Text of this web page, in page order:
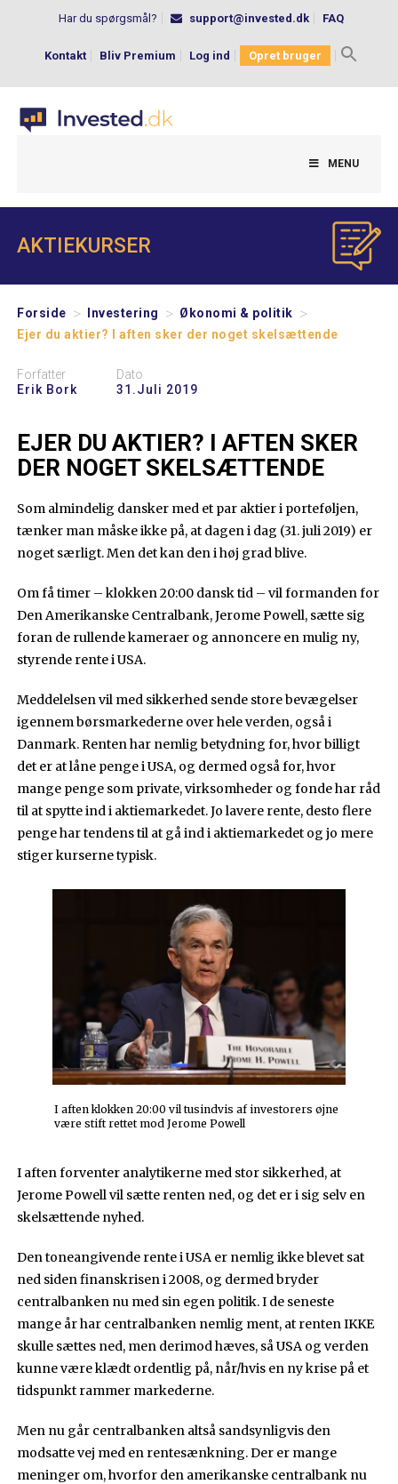
Har du spørgsmål? support@invested.dk FAQ
Kontakt Bliv Premium Log ind Opret bruger
Search
MENU
AKTIEKURSER
Forside > Investering > Økonomi & politik >
Ejer du aktier? I aften sker der noget skelsættende
Forfatter
Erik Bork
Dato
31.juli 2019
EJER DU AKTIER? I AFTEN SKER
DER NOGET SKELSÆTTENDE
Som almindelig dansker med et par aktier i porteføljen,
tænker man måske ikke på, at dagen i dag (31. juli 2019) er
noget særligt. Men det kan den i høj grad blive.
Om få timer – klokken 20:00 dansk tid – vil formanden for
Den Amerikanske Centralbank, Jerome Powell, sætte sig
foran de rullende kameraer og annoncere en mulig ny,
styrende rente i USA.
Meddelelsen vil med sikkerhed sende store bevægelser
igennem børsmarkederne over hele verden, også i
Danmark. Renten har nemlig betydning for, hvor billigt
det er at låne penge i USA, og dermed også for, hvor
mange penge som private, virksomheder og fonde har råd
til at spytte ind i aktiemarkedet. Jo lavere rente, desto flere
penge har tendens til at gå ind i aktiemarkedet og jo mere
stiger kurserne typisk.
I aften klokken 20:00 vil tusindvis af investorers øjne
være stift rettet mod Jerome Powell
I aften forventer analytikerne med stor sikkerhed, at
Jerome Powell vil sætte renten ned, og det er i sig selv en
skelsættende nyhed.
Den toneangivende rente i USA er nemlig ikke blevet sat
ned siden finanskrisen i 2008, og dermed bryder
centralbanken nu med sin egen politik. I de seneste
mange år har centralbanken nemlig ment, at renten IKKE
skulle sættes ned, men derimod hæves, så USA og verden
kunne være klædt ordentlig på, når/hvis en ny krise på et
tidspunkt rammer markederne.
Men nu går centralbanken altså sandsynligvis den
modsatte vej med en rentesænkning. Der er mange
meninger om, hvorfor den amerikanske centralbank nu